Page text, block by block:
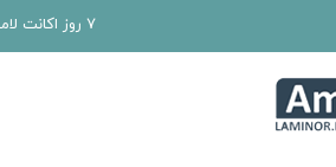
7 روز اکانت لامینور رایگان فقط با ثبت نام در سایت